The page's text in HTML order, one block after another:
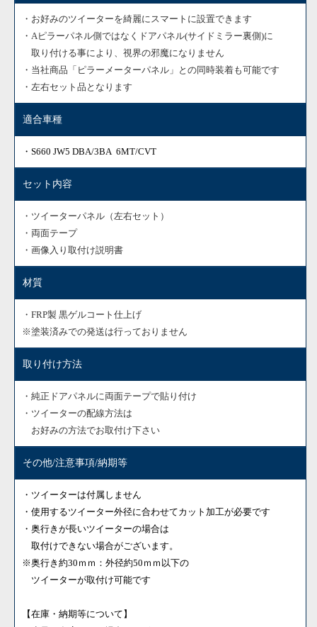
・お好みのツイーターを綺麗にスマートに設置できます
・Aピラーパネル側ではなくドアパネル(サイドミラー裏側)に
取り付ける事により、視界の邪魔になりません
・当社商品「ピラーメーターパネル」との同時装着も可能です
・左右セット品となります
適合車種
・S660 JW5 DBA/3BA 6MT/CVT
セット内容
・ツイーターパネル（左右セット）
・両面テープ
・画像入り取付け説明書
材質
・FRP製 黒ゲルコート仕上げ
※塗装済みでの発送は行っておりません
取り付け方法
・純正ドアパネルに両面テープで貼り付け
・ツイーターの配線方法は
お好みの方法でお取付け下さい
その他/注意事項/納期等
・ツイーターは付属しません
・使用するツイーター外径に合わせてカット加工が必要です
・奥行きが長いツイーターの場合は
取付けできない場合がございます。
※奥行き約30ｍｍ：外径約50ｍｍ以下の
ツイーターが取付け可能です
【在庫・納期等について】